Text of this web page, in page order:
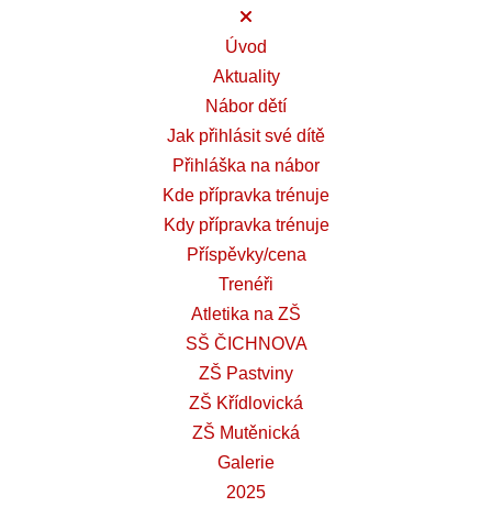
Úvod
Aktuality
Nábor dětí
Jak přihlásit své dítě
Přihláška na nábor
Kde přípravka trénuje
Kdy přípravka trénuje
Příspěvky/cena
Trenéři
Atletika na ZŠ
SŠ ČICHNOVA
ZŠ Pastviny
ZŠ Křídlovická
ZŠ Mutěnická
Galerie
2025